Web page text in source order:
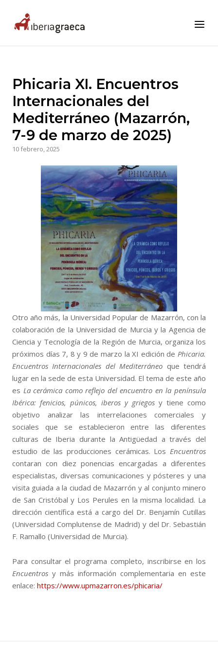
content
Home Menu
Phicaria XI. Encuentros
Internacionales del
Mediterráneo (Mazarrón,
7-9 de marzo de 2025)
10 febrero, 2025
Otro año más, la Universidad Popular de Mazarrón, con la
colaboración de la Universidad de Murcia y la Agencia de
Ciencia y Tecnología de la Región de Murcia, organiza los
próximos días 7, 8 y 9 de marzo la XI edición de Phicaria.
Encuentros Internacionales del Mediterráneo que tendrá
lugar en la sede de esta Universidad. El tema de este año
es La cerámica como reflejo del encuentro en la península
Ibérica: fenicios, púnicos, iberos y griegos y tiene como
objetivo analizar las interrelaciones comerciales y
sociales que se establecieron entre las diferentes
culturas de Iberia durante la Antigüedad a través del
estudio de las producciones cerámicas. Los Encuentros
contaran con diez ponencias encargadas a diferentes
especialistas, diversas comunicaciones y pósteres y una
visita guiada a la ciudad de Mazarrón y al conjunto minero
de San Cristóbal y Los Perules en la misma localidad. La
dirección científica está a cargo del Dr. Benjamín Cutillas
(Universidad Complutense de Madrid) y del Dr. Sebastián
F. Ramallo (Universidad de Murcia).
Para consultar el programa completo, inscribirse en los
Encuentros y más información complementaria en este
enlace: https://www.upmazarron.es/phicaria/